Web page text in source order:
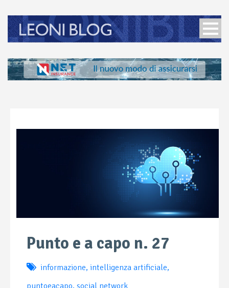
Punto e a capo n. 27
informazione, intelligenza artificiale,